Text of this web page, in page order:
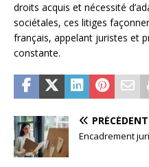
droits acquis et nécessité
sociétales, ces litiges
français, appelant juristes et
constante.
PRÉCÉDENT
Encadrement